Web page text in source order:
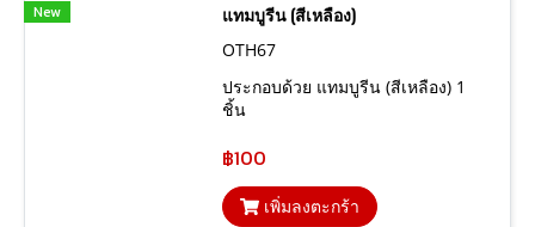
New
แทมบูรีน (สีเหลือง)
OTH67
ประกอบด้วย แทมบูรีน (สีเหลือง) 1
ชิ้น
฿100
เพิ่มลงตะกร้า